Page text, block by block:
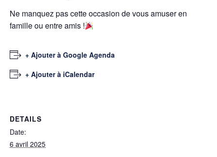
Ne manquez pas cette occasion de vous amuser en
famille ou entre amis !
+ Ajouter à Google Agenda
+ Ajouter à iCalendar
DETAILS
Date:
6 avril 2025